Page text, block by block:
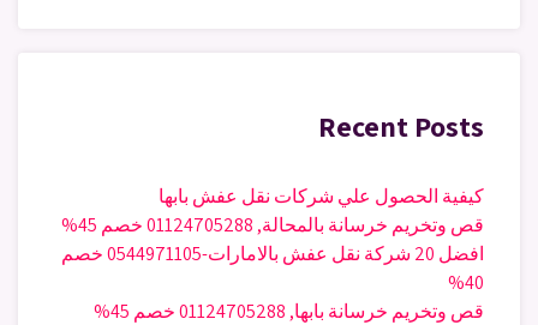
Recent Posts
كيفية الحصول علي شركات نقل عفش بابها
قص وتخريم خرسانة بالمحالة, 01124705288 خصم 45%
افضل 20 شركة نقل عفش بالامارات-0544971105 خصم
40%
قص وتخريم خرسانة بابها, 01124705288 خصم 45%